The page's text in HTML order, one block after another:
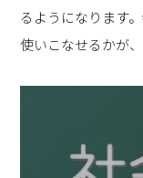
るようになります
使いこなせるかが